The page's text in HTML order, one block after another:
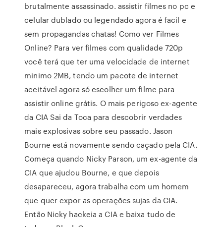
brutalmente assassinado. assistir filmes no pc e
celular dublado ou legendado agora é facil e
sem propagandas chatas! Como ver Filmes
Online? Para ver filmes com qualidade 720p
você terá que ter uma velocidade de internet
minimo 2MB, tendo um pacote de internet
aceitável agora só escolher um filme para
assistir online grátis. O mais perigoso ex-agente
da CIA Sai da Toca para descobrir verdades
mais explosivas sobre seu passado. Jason
Bourne está novamente sendo caçado pela CIA.
Começa quando Nicky Parson, um ex-agente da
CIA que ajudou Bourne, e que depois
desapareceu, agora trabalha com um homem
que quer expor as operações sujas da CIA.
Então Nicky hackeia a CIA e baixa tudo de